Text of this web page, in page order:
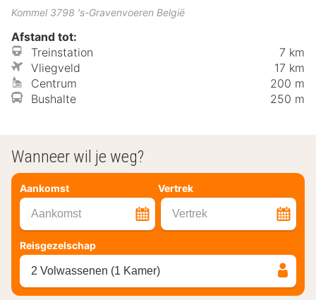
Kommel 3798 's-Gravenvoeren België
Afstand tot:
Treinstation
7 km
Vliegveld
17 km
Centrum
200 m
Bushalte
250 m
Wanneer wil je weg?
Aankomst Vertrek
Aankomst Vertrek
Reisgezelschap
2 Volwassenen (1 Kamer)